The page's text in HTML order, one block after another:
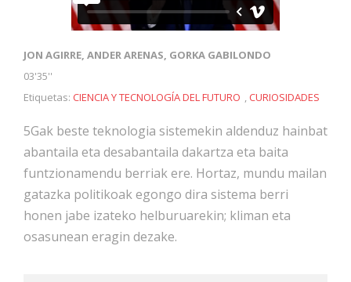
JON AGIRRE, ANDER ARENAS, GORKA GABILONDO
03'35''
Etiquetas: CIENCIA Y TECNOLOGÍA DEL FUTURO ,CURIOSIDADES
5Gak beste teknologia sistemekin aldenduz hainbat
abantaila eta desabantaila dakartza eta baita
funtzionamendu berriak ere. Hortaz, mundu mailan
gatazka politikoak egongo dira sistema berri
honen jabe izateko helburuarekin; kliman eta
osasunean eragin dezake.